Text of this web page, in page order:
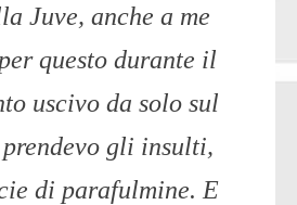
Juve, anche a me
questo durante il
uscivo da solo sul
gli insulti,
di parafulmine. E